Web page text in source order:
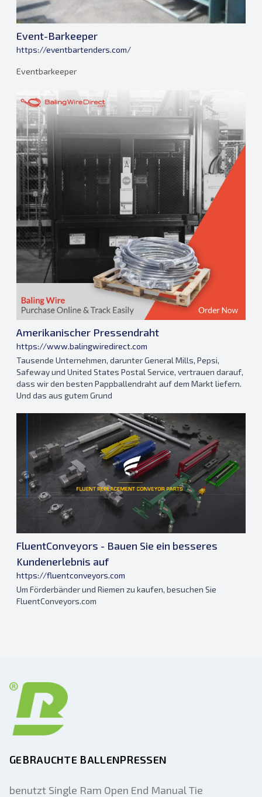
Event-Barkeeper
https://eventbartenders.com/
Eventbarkeeper
Amerikanischer Pressendraht
https://www.balingwiredirect.com
Tausende Unternehmen, darunter General Mills, Pepsi,
Safeway und United States Postal Service, vertrauen darauf,
dass wir den besten Pappballendraht auf dem Markt liefern.
Und das aus gutem Grund
FluentConveyors - Bauen Sie ein besseres
Kundenerlebnis auf
https://fluentconveyors.com
Um Förderbänder und Riemen zu kaufen, besuchen Sie
FluentConveyors.com
GEBRAUCHTE BALLENPRESSEN
benutzt Single Ram Open End Manual Tie